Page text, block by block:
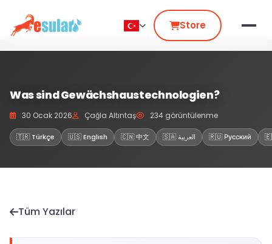
Store
Was sind Gewächshaustechnologien?
30 Ocak 2026 Çağla Altıntaş 234 görüntülenme
🇹🇷 Türkçe 🇺🇸 English 🇨🇳 中文 🇸🇦 العربية 🇷🇺 Русский
Tüm Yazılar